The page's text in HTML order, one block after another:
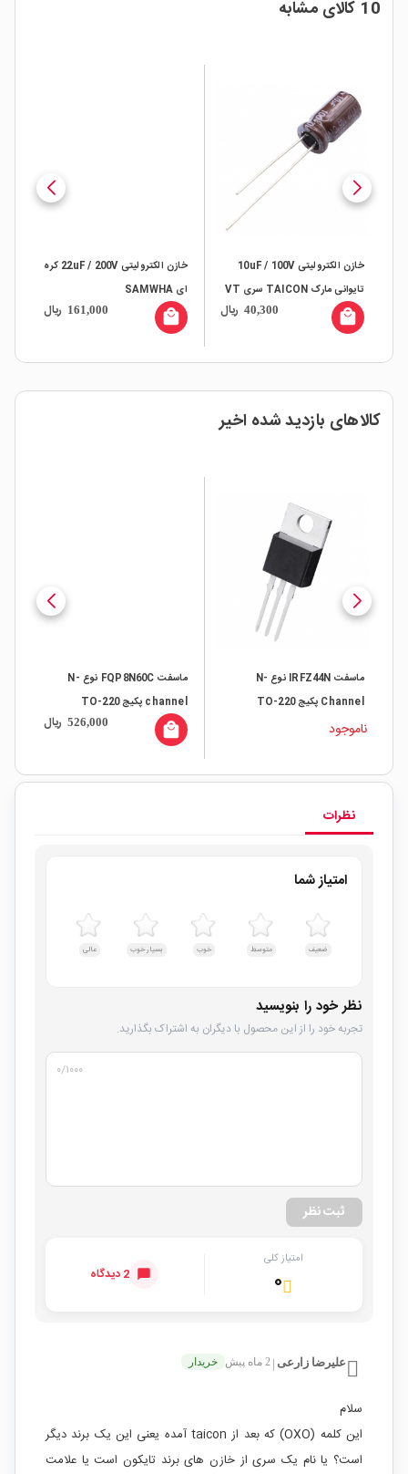
10 کالای مشابه
خازن الکترولیتی 10uF / 100V
تایوانی مارک TAICON سری VT
40,300 ریال local_mall
خازن الکترولیتی 22uF / 200V کره
ای SAMWHA
161,000 ریال local_mall
کالاهای بازدید شده اخیر
ماسفت IRFZ44N نوع N-
Channel پکیج TO-220
ناموجود
ماسفت FQP8N60C نوع N-
channel پکیج TO-220
526,000 ریال local_mall
نظرات
امتیاز شما
ضعیف متوسط خوب بسیار خوب عالی
نظر خود را بنویسید
تجربه خود را از این محصول با دیگران به اشتراک بگذارید.
۰/۱۰۰۰
ثبت نظر
امتیاز کلی
۰ 2 دیدگاه
علیرضا زارعی 2 ماه پیش خریدار
سلام
این کلمه (OXO) که بعد از taicon آمده یعنی این یک برند دیگر
است؟ یا نام یک سری از خازن های برند تایکون است یا علامت